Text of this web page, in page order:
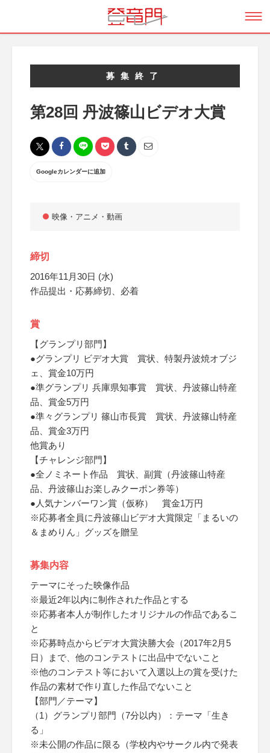
募集終了
第28回 丹波篠山ビデオ大賞
Googleカレンダーに追加
映像・アニメ・動画
締切
2016年11月30日 (水)
作品提出・応募締切、必着
賞
【グランプリ部門】
●グランプリ ビデオ大賞 賞状、特製丹波焼オブジ
ェ、賞金10万円
●準グランプリ 兵庫県知事賞 賞状、丹波篠山特産
品、賞金5万円
●準々グランプリ 篠山市長賞 賞状、丹波篠山特産
品、賞金3万円
他賞あり
【チャレンジ部門】
●全ノミネート作品 賞状、副賞（丹波篠山特産
品、丹波篠山お楽しみクーポン券等）
●人気ナンバーワン賞（仮称） 賞金1万円
※応募者全員に丹波篠山ビデオ大賞限定「まるいの
＆まめりん」グッズを贈呈
募集内容
テーマにそった映像作品
※最近2年以内に制作された作品とする
※応募者本人が制作したオリジナルの作品であるこ
と
※応募時点からビデオ大賞決勝大会（2017年2月5
日）まで、他のコンテストに出品中でないこと
※他のコンテスト等において入選以上の賞を受けた
作品の素材で作り直した作品でないこと
【部門／テーマ】
（1）グランプリ部門（7分以内）：テーマ「生き
る」
※未公開の作品に限る（学校内やサークル内で発表